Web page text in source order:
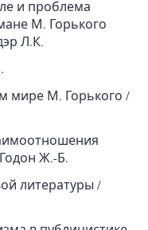
и проблема
М. Горького
Л.К.
мире М. Горького /
Ж.-Б.
литературы /